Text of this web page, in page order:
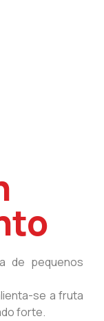
de pequenos
se a fruta
forte.